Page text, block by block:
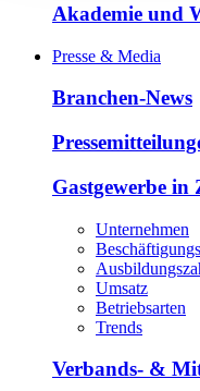
Akademie und
Presse & Media
Branchen-News
Gastgewerbe in
Unternehmen
Umsatz
Betriebsarten
Trends
Verbands- &